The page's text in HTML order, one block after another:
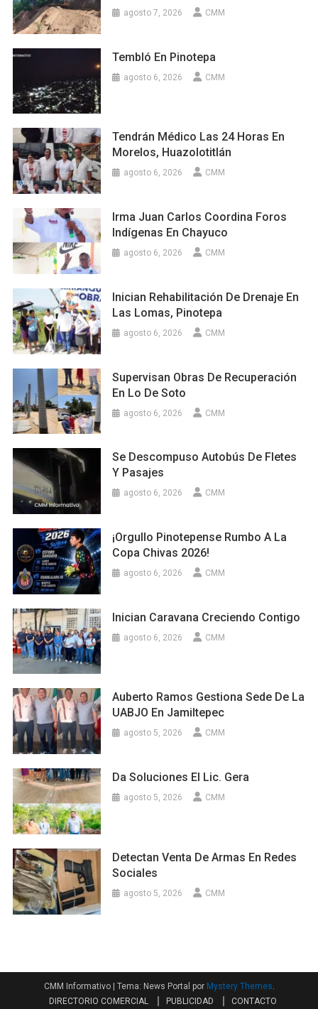
agosto 7, 2026 CMM
Tembló En Pinotepa
agosto 6, 2026 CMM
Tendrán Médico Las 24 Horas En
Morelos, Huazolotitlán
agosto 6, 2026 CMM
Irma Juan Carlos Coordina Foros
Indígenas En Chayuco
agosto 6, 2026 CMM
Inician Rehabilitación De Drenaje En
Las Lomas, Pinotepa
agosto 6, 2026 CMM
Supervisan Obras De Recuperación
En Lo De Soto
agosto 6, 2026 CMM
Se Descompuso Autobús De Fletes
Y Pasajes
agosto 6, 2026 CMM
¡Orgullo Pinotepense Rumbo A La
Copa Chivas 2026!
agosto 6, 2026 CMM
Inician Caravana Creciendo Contigo
agosto 6, 2026 CMM
Auberto Ramos Gestiona Sede De La
UABJO En Jamiltepec
agosto 5, 2026 CMM
Da Soluciones El Lic. Gera
agosto 5, 2026 CMM
Detectan Venta De Armas En Redes
Sociales
agosto 5, 2026 CMM
CMM Informativo | Tema: News Portal por Mystery Themes
DIRECTORIO COMERCIAL
PUBLICIDAD CONTACTO